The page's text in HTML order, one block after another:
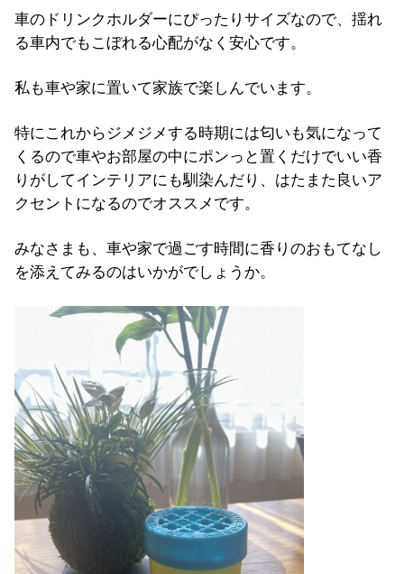
車のドリンクホルダーにぴったりサイズなので、揺れ
る車内でもこぼれる心配がなく安心です。
私も車や家に置いて家族で楽しんでいます。
特にこれからジメジメする時期には匂いも気になって
くるので車やお部屋の中にポンっと置くだけでいい香
りがしてインテリアにも馴染んだり、はたまた良いア
クセントになるのでオススメです。
みなさまも、車や家で過ごす時間に香りのおもてなし
を添えてみるのはいかがでしょうか。